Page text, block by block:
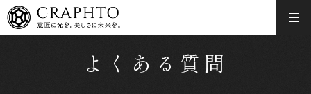
よくある質問